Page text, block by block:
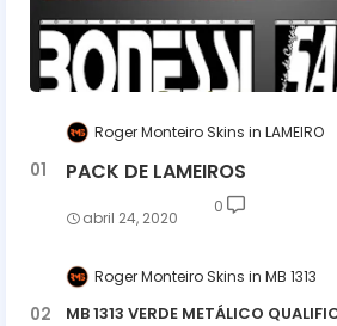
Roger Monteiro Skins LAMEIRO
PACK DE LAMEIROS
abril 24, 2020
0
Roger Monteiro Skins MB 1313
MB 1313 VERDE METÁLICO